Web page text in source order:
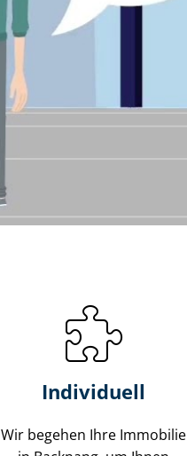
Individuell
Wir begehen Ihre Immobilie